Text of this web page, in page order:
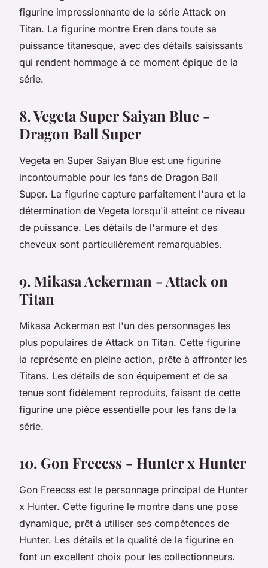
figurine impressionnante de la série Attack on
Titan. La figurine montre Eren dans toute sa
puissance titanesque, avec des détails saisissants
qui rendent hommage à ce moment épique de la
série.
8. Vegeta Super Saiyan Blue -
Dragon Ball Super
Vegeta en Super Saiyan Blue est une figurine
incontournable pour les fans de Dragon Ball
Super. La figurine capture parfaitement l'aura et la
détermination de Vegeta lorsqu'il atteint ce niveau
de puissance. Les détails de l'armure et des
cheveux sont particulièrement remarquables.
9. Mikasa Ackerman - Attack on
Titan
Mikasa Ackerman est l'un des personnages les
plus populaires de Attack on Titan. Cette figurine
la représente en pleine action, prête à affronter les
Titans. Les détails de son équipement et de sa
tenue sont fidèlement reproduits, faisant de cette
figurine une pièce essentielle pour les fans de la
série.
10. Gon Freecss - Hunter x Hunter
Gon Freecss est le personnage principal de Hunter
x Hunter. Cette figurine le montre dans une pose
dynamique, prêt à utiliser ses compétences de
Hunter. Les détails et la qualité de la figurine en
font un excellent choix pour les collectionneurs.